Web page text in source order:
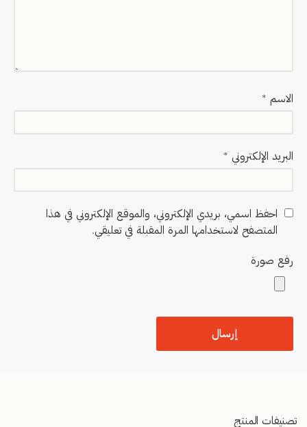
الاسم *
البريد الإلكتروني *
احفظ اسمي، بريدي الإلكتروني، والموقع الإلكتروني في هذا
المتصفح لاستخدامها المرة المقبلة في تعليقي.
رفع صورة
تصنيفات المنتج